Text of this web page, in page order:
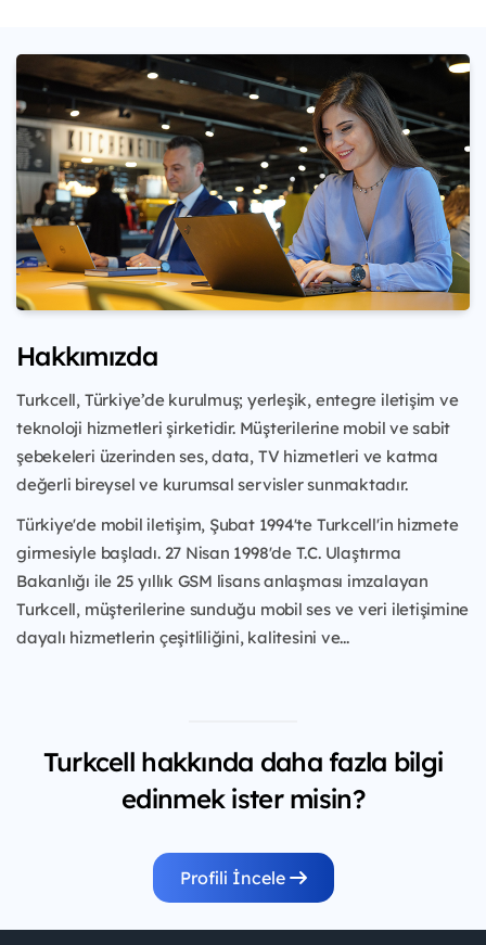
Hakkımızda
Turkcell, Türkiye’de kurulmuş; yerleşik, entegre iletişim ve
teknoloji hizmetleri şirketidir. Müşterilerine mobil ve sabit
şebekeleri üzerinden ses, data, TV hizmetleri ve katma
değerli bireysel ve kurumsal servisler sunmaktadır.
Türkiye'de mobil iletişim, Şubat 1994'te Turkcell'in hizmete
girmesiyle başladı. 27 Nisan 1998'de T.C. Ulaştırma
Bakanlığı ile 25 yıllık GSM lisans anlaşması imzalayan
Turkcell, müşterilerine sunduğu mobil ses ve veri iletişimine
dayalı hizmetlerin çeşitliliğini, kalitesini ve...
Turkcell hakkında daha fazla bilgi
edinmek ister misin?
Profili İncele